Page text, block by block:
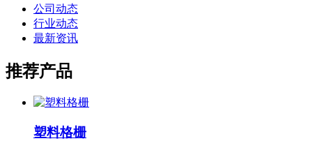
公司动态
行业动态
最新资讯
推荐产品
塑料格栅